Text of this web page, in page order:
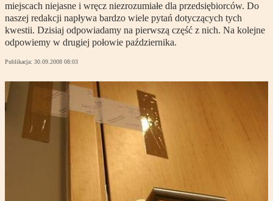
miejscach niejasne i wręcz niezrozumiałe dla przedsiębiorców. Do
naszej redakcji napływa bardzo wiele pytań dotyczących tych
kwestii. Dzisiaj odpowiadamy na pierwszą część z nich. Na kolejne
odpowiemy w drugiej połowie października.
Publikacja: 30.09.2008 08:03